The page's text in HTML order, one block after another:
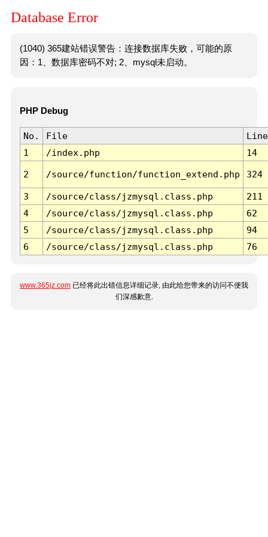
Database Error
(1040) 365建站错误警告：连接数据库失败，可能的原
因：1、数据库密码不对; 2、mysql未启动。
PHP Debug
No. File
Line
1
/index.php 14
2 /source/function/function_extend.php 324
3 /source/class/jzmysql.class.php
211
4
/source/class/jzmysql.class.php
62
5
/source/class/jzmysql.class.php
94
6
/source/class/jzmysql.class.php 76
www.365jz.com 已经将此出错信息详细记录, 由此给您带来的访问不便我
们深感歉意.